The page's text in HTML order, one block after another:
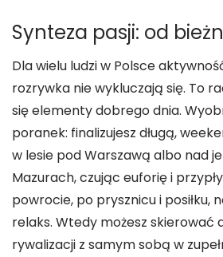
Synteza pasji: od
Dla wielu ludzi w Polsce
rozrywka nie wykluczają się. To
się elementy dobrego dnia.
poranek: finalizujesz długą,
w lesie pod Warszawą albo nad
Mazurach, czując euforię i
powrocie, po prysznicu i posiłku,
relaks. Wtedy możesz skierować
rywalizacji z samym sobą w